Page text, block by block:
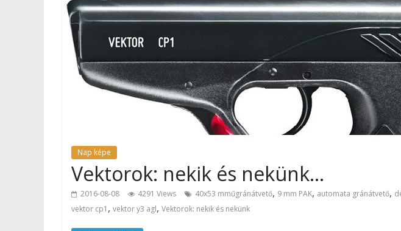
Nap képe
Vektorok: nekik és nekünk…
2016-08-08 4291 Views 40x53 mműgránátvető, 9 mm PAK, automata gránátvető,
vektor cp1 , vektor y3 agl, Vektorok: nekik és nekünk